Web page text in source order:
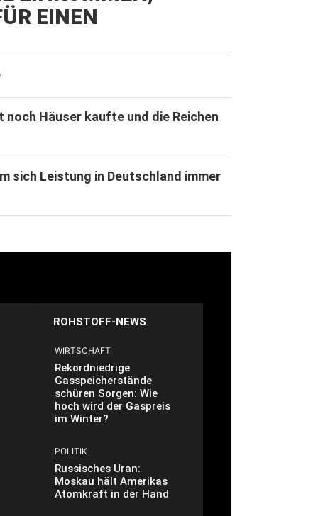
EINEN
Häuser kaufte und die Reichen
sich Leistung in Deutschland immer
ROHSTOFF-NEWS
WIRTSCHAFT
Rekordniedrige
Gasspeicherstände
schüren Sorgen: Wie
hoch wird der Gaspreis
im Winter?
POLITIK
Russisches Uran:
Moskau hält Amerikas
Atomkraft in der Hand